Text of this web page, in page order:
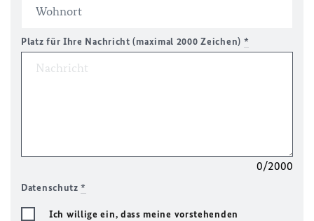
Platz für Ihre Nachricht (maximal 2000 Zeichen) *
0/2000
Datenschutz*
Ich willige ein, dass meine vorstehenden